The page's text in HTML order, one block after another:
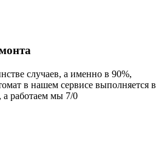
случаев, а именно в 90%,
в нашем сервисе выполняется в
а работаем мы 7/0